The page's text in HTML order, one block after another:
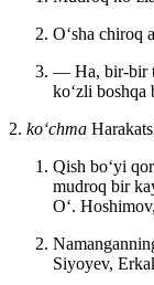
Oʻsha chiroq
— Ha, bir-bir
koʻzli boshqa
2. koʻchma
Qish boʻyi
mudroq bir
Oʻ.
Siyoyev,